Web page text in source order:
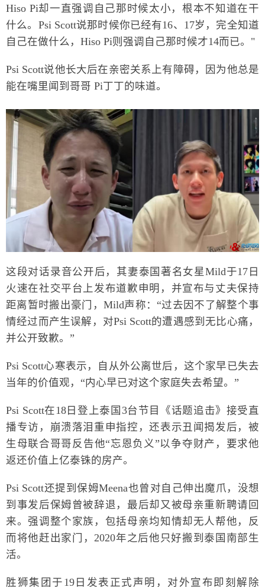
Hiso Pi却一直强调自己那时候太小，根本不知道在干
什么。Psi Scott说那时候你已经有16、17岁，完全知道
自己在做什么，Hiso Pi则强调自己那时候才14而已。"
Psi Scott说他长大后在亲密关系上有障碍，因为他总是
能在嘴里闻到哥哥 Pi丁丁的味道。
这段对话录音公开后，其妻泰国著名女星Mild于17日
火速在社交平台上发布道歉申明，并宣布与丈夫保持
距离暂时搬出豪门，Mild声称：“过去因不了解整个事
情经过而产生误解，对Psi Scott的遭遇感到无比心痛，
并公开致歉。”
Psi Scott心寒表示，自从外公离世后，这个家早已失去
当年的价值观，“内心早已对这个家庭失去希望。”
Psi Scott在18日登上泰国3台节目《话题追击》接受直
播专访，崩溃落泪重申指控，还表示丑闻揭发后，被
生母联合哥哥反告他“忘恩负义”以争夺财产，要求他
返还价值上亿泰铢的房产。
Psi Scott还提到保姆Meena也曾对自己伸出魔爪，没想
到事发后保姆曾被辞退，最后却又被母亲重新聘请回
来。强调整个家族，包括母亲均知情却无人帮他，反
而将他赶出家门，2020年之后他只好搬到泰国南部生
活。
胜狮集团于19日发表正式声明，对外宣布即刻解除